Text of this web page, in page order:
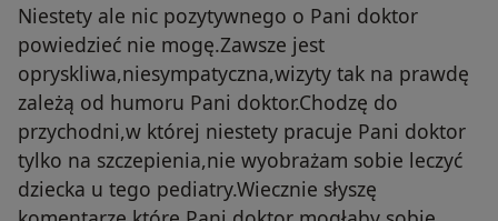
Niestety ale nic pozytywnego o Pani doktor
powiedzieć nie mogę.Zawsze jest
opryskliwa,niesympatyczna,wizyty tak na prawdę
zależą od humoru Pani doktor.Chodzę do
przychodni,w której niestety pracuje Pani doktor
tylko na szczepienia,nie wyobrażam sobie leczyć
dziecka u tego pediatry.Wiecznie słyszę